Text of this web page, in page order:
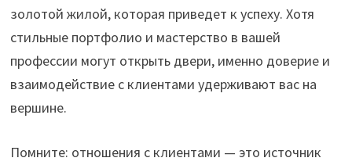
золотой жилой, которая приведет к успеху. Хотя
стильные портфолио и мастерство в вашей
профессии могут открыть двери, именно доверие и
взаимодействие с клиентами удерживают вас на
вершине.
Помните: отношения с клиентами — это источник